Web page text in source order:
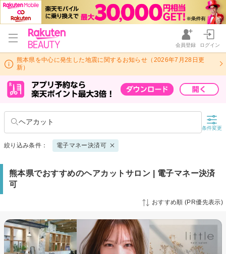
会員登録 ログイン
熊本県を中心に発生した地震に関するお知らせ（2026年7月28日更
新）
ヘアカット
条件変更
絞り込み条件： 電子マネー決済可
熊本県でおすすめのヘアカットサロン | 電子マネー決済
可
おすすめ順 (PR優先表示)